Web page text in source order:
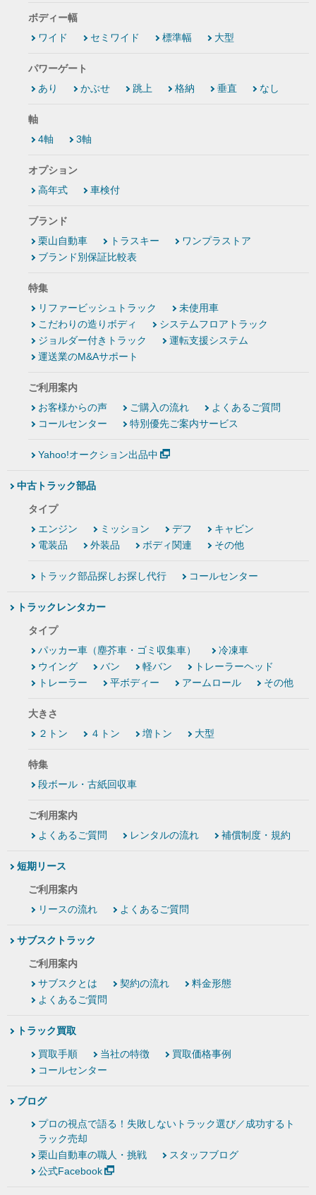
ボディー幅
ワイド
セミワイド 標準幅 大型
パワーゲート
あり
かぶせ 跳上 格納 垂直 なし
軸
4軸
3軸
オプション
高年式
車検付
ブランド
栗山自動車
トラスキー
ワンプラストア
ブランド別保証比較表
特集
リファービッシュトラック
未使用車
こだわりの造りボディ
システムフロアトラック
ジョルダー付きトラック
運転支援システム
運送業のM&Aサポート
ご利用案内
お客様からの声
ご購入の流れ
よくあるご質問
コールセンター
特別優先ご案内サービス
Yahoo!オークション出品中
中古トラック部品
タイプ
エンジン
ミッション デフ
キャビン
電装品
外装品 ボディ関連 その他
トラック部品探しお探し代行 コールセンター
トラックレンタカー
タイプ
パッカー車（塵芥車・ゴミ収集車）
冷凍車
ウイング
バン 軽バン
トレーラーヘッド
トレーラー
平ボディー アームロール その他
大きさ
２トン
４トン 増トン 大型
特集
段ボール・古紙回収車
ご利用案内
よくあるご質問
レンタルの流れ 補償制度・規約
短期リース
ご利用案内
リースの流れ
よくあるご質問
サブスクトラック
ご利用案内
サブスクとは
契約の流れ
料金形態
よくあるご質問
トラック買取
買取手順 当社の特徴
買取価格事例
コールセンター
ブログ
プロの視点で語る！失敗しないトラック選び／成功するト
ラック売却
栗山自動車の職人・挑戦
スタッフブログ
公式Facebook